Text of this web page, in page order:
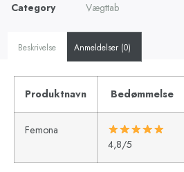
Category Vægttab
Beskrivelse Anmeldelser (0)
Produktnavn Bedømmelse
Femona
4,8/5